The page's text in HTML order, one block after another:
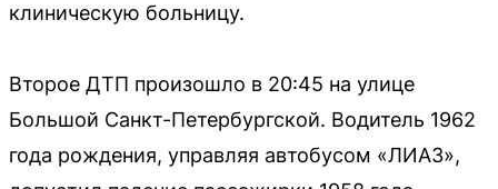
клиническую больницу.
Второе ДТП произошло в 20:45 на улице
Большой Санкт-Петербургской. Водитель 1962
года рождения, управляя автобусом «ЛИАЗ»,